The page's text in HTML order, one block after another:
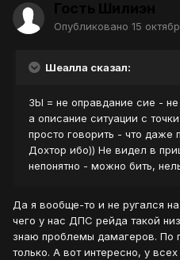
Опубликовано 15
Шеалла сказал:
ЗЫ = не оправдание сие -
а описание ситуации с
просто говорить - что даже
Дохтор ибо)) Не видел в
непонятно - можно бить,
Да я вообще-то и не ругался
чего у нас ДПС рейда такой
знаю проблемы дамагеров. По
только. А вот интересно, у